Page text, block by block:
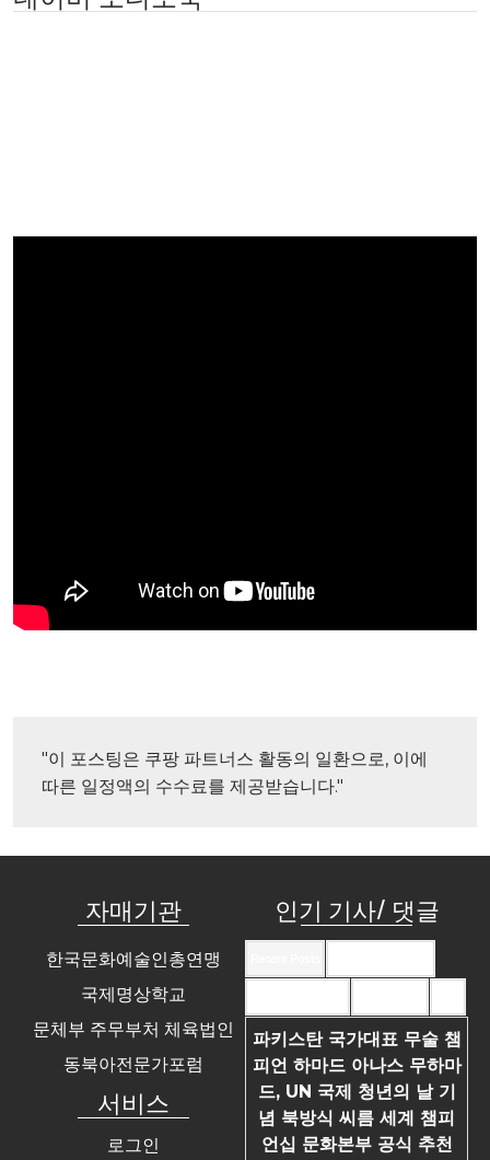
"이 포스팅은 쿠팡 파트너스 활동의 일환으로, 이에
따른 일정액의 수수료를 제공받습니다."
자매기관
한국문화예술인총연맹
국제명상학교
문체부 주무부처 체육법인
동북아전문가포럼
서비스
로그인
인기 기사/ 댓글
파키스탄 국가대표 무술 챔
피언 하마드 아나스 무하마
드, UN 국제 청년의 날 기
념 북방식 씨름 세계 챔피
언십 문화본부 공식 추천